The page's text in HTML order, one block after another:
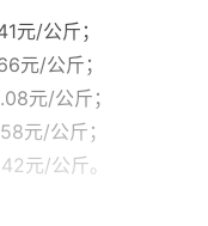
元/公斤；
元/公斤；
元/公斤；
元/公斤；
元/公斤。